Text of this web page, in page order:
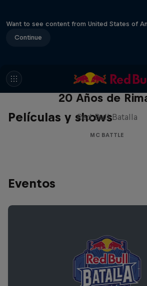
Want to see content from United States of
Continue
Películas y shows
Red Bull Batalla Nueva
20 Años de
Red Bull Batalla
MC BATTLE
Eventos